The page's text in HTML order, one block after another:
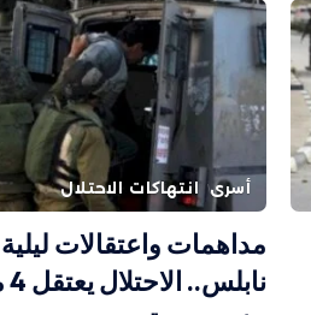
أسرى انتهاكات الاحتلال
مداهمات واعتقالات